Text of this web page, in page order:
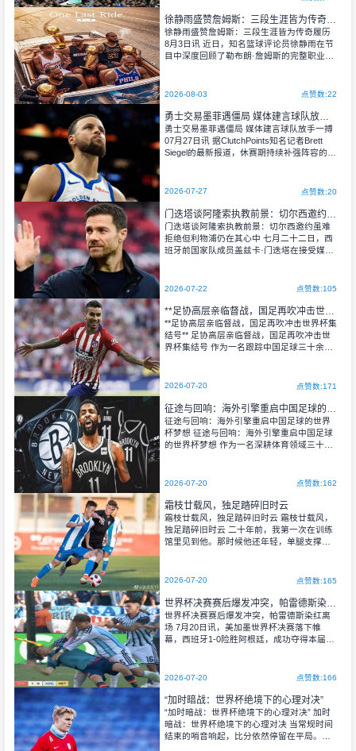
徐静雨盛赞詹姆斯：三段生涯皆为传奇履历
徐静雨盛赞詹姆斯：三段生涯皆为传奇履历
8月3日讯 近日，知名篮球评论员徐静雨在节
目中深度回顾了勒布朗·詹姆斯的完整职业生
生涯的三段履历各有亮点、层层出彩，每一
是足以封神的生涯成就，尽显这位传奇巨星
的历史统治力。
2026-08-03 点赞数:22
勇士交易墨菲遇僵局 媒体建言球队放手一搏
勇士交易墨菲遇僵局 媒体建言球队放手一搏 ​
07月27日讯 据ClutchPoints知名记者Brett
Siegel的最新报道，休赛期持续补强阵容的金
筹码分歧较大，交易目前陷入停滞，勇士的
2026-07-27 点赞数:20
门迭塔谈阿隆索执教前景：切尔西邀约虽难拒绝但利物浦仍在其心中
门迭塔谈阿隆索执教前景：切尔西邀约虽难
拒绝但利物浦仍在其心中 七月二十二日，西
班牙前国家队成员盖兹卡·门迭塔在接受媒体
奇中场明确表示，他完全能够预见阿隆索在
尽管这位西班牙教头目前已正式入主斯坦福
桥。
2026-07-22 点赞数:105
**足协高层亲临督战，国足再吹冲击世界杯集结号**
**足协高层亲临督战，国足再吹冲击世界杯集
结号** 足协高层亲临督战，国足再吹冲击世
界杯集结号 作为一名跟踪中国足球三十余年
灭的瞬间。这一次，当足协高层亲临督战的
2026-07-20 点赞数:171
征途与回响：海外引擎重启中国足球的世界
杯梦想 征途与回响：海外引擎重启中国足球
的世界杯梦想 作为一名深耕体育领域三十年
壮而执着的朝圣。当“归化球员”这一概念从争
2026-07-20 点赞数:162
霜枝廿载风，独足踏碎旧时云
霜枝廿载风，独足踏碎旧时云 霜枝廿载风，
独足踏碎旧时云 二十年前，我第一次在训练
馆里见到他。那时候他还年轻，单腿支撑着
脸上，他正在做一个看似简单的动作——
2026-07-20 点赞数:165
世界杯决赛赛后爆发冲突，帕雷德斯染红离场
世界杯决赛赛后爆发冲突，帕雷德斯染红离
场 ​7月20日讯，美加墨世界杯决赛落下帷
幕，西班牙1-0险胜阿根廷，成功夺得本届世
而错失卫冕的阿根廷球员满心遗憾、情绪低
赛后曾爆发激烈的球员冲突，场面一度十分
混乱，帕雷德斯成为冲突核心人物，最终被
主裁判记录行为并出示红牌。
2026-07-20 点赞数:166
“加时暗战：世界杯绝境下的心理对决”
“加时暗战：世界杯绝境下的心理对决” 加时
暗战：世界杯绝境下的心理对决 当常规时间
结束的哨音响起，比分依然停留在平局。那